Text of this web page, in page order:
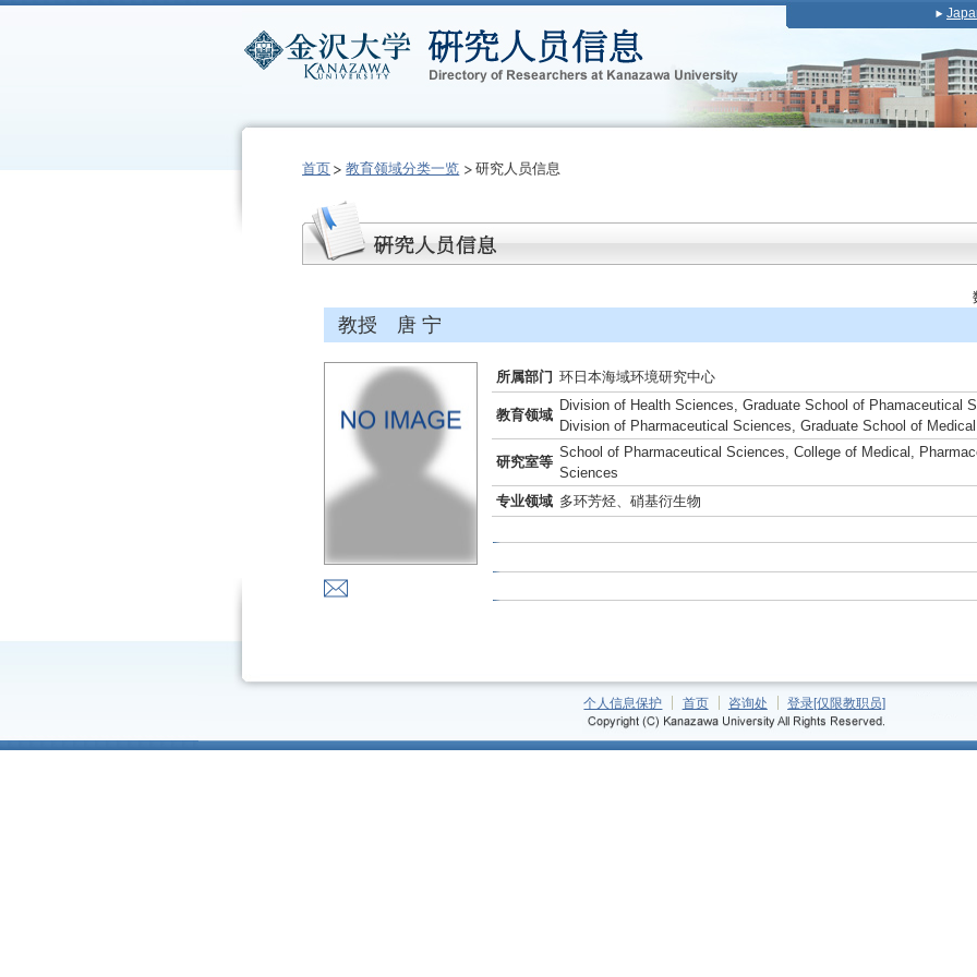
首页 教育领域分类一览 研究人员信息
教授 唐 宁
所属部门 环日本海域环境研究中心
教育领域
Division of Health Sciences, Graduate School of Phamaceutical
Division of Pharmaceutical Sciences, Graduate School of
研究室等
School of Pharmaceutical Sciences, College of Medical,
Sciences
专业领域 多环芳烃、硝基衍生物
个人信息保护 首页 咨询处 登录[仅限教职员]